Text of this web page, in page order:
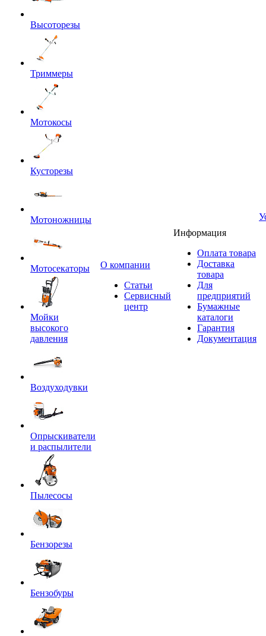
Высоторезы
Триммеры
Мотокосы
Кусторезы
Мотоножницы
Мотосекаторы
Мойки
высокого
давления
Воздуходувки
Опрыскиватели
и распылители
Пылесосы
Бензорезы
Бензобуры
O компании
Статьи
Сервисный
центр
Информация
Оплата товара
Доставка
товара
Для
предприятий
Бумажные
каталоги
Гарантия
Документация